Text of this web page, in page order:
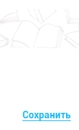
Сохранить